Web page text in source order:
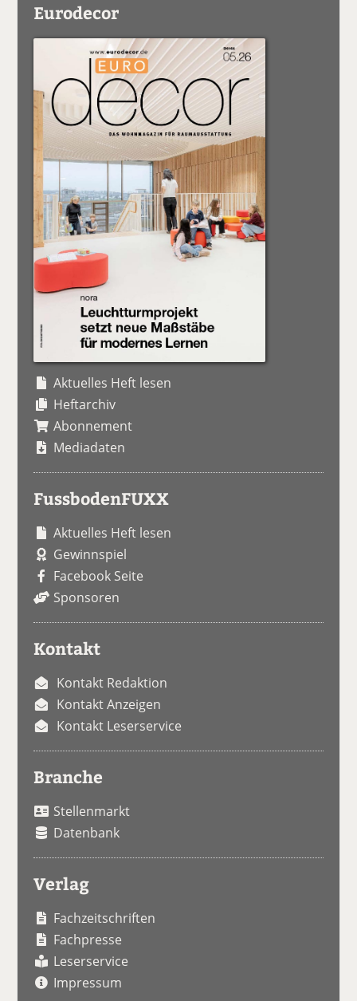
Eurodecor
Aktuelles Heft lesen
Heftarchiv
Abonnement
Mediadaten
FussbodenFUXX
Aktuelles Heft lesen
Gewinnspiel
Facebook Seite
Sponsoren
Kontakt
Kontakt Redaktion
Kontakt Anzeigen
Kontakt Leserservice
Branche
Stellenmarkt
Datenbank
Verlag
Fachzeitschriften
Fachpresse
Leserservice
Impressum